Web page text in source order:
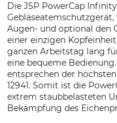
Die JSP PowerCap
Augen- und optional den
einer einzigen
ganzen Arbeitstag lang
eine bequeme
entsprechen der
12941. Somit ist die
extrem staubbelasteten
Bekämpfung des